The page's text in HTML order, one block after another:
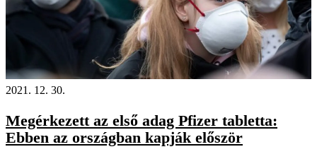
2021. 12. 30.
Megérkezett az első adag Pfizer tabletta:
Ebben az országban kapják először